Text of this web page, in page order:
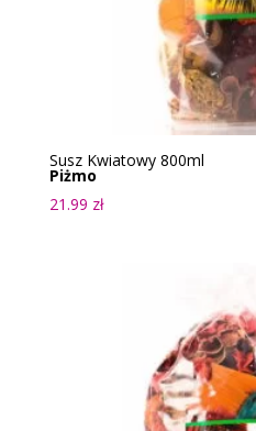
Susz Kwiatowy 800ml
Piżmo
21.99 zł